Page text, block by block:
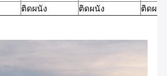
ติดผนัง ติดผนัง ติดผนัง